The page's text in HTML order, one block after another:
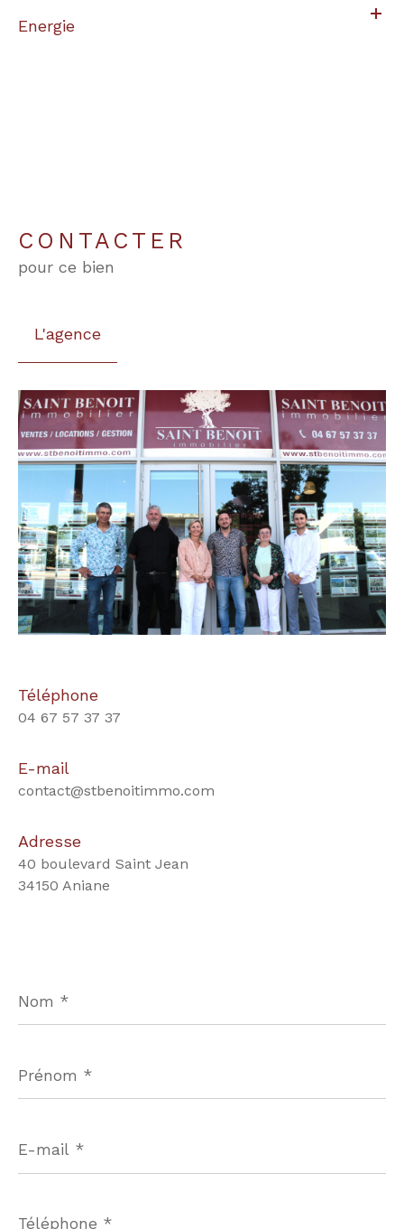
Energie
CONTACTER
pour ce bien
L'agence
Téléphone
04 67 57 37 37
E-mail
contact@stbenoitimmo.com
Adresse
40 boulevard Saint Jean
34150 Aniane
*
*
mail
*
*